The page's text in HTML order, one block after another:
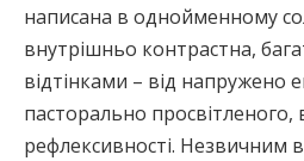
написана в однойменному
внутрішньо контрастна,
відтінками – від напружено
пасторально просвітленого,
рефлексивності. Незвичним